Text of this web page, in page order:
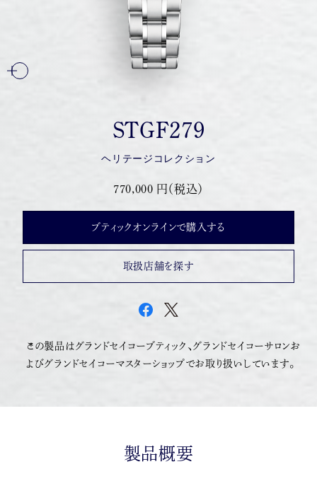
STGF279
ヘリテージコレクション
770,000 円（税込）
ブティックオンラインで購入する
取扱店舗を探す
この製品はグランドセイコーブティック、グランドセイコーサロンお
よびグランドセイコーマスターショップでお取り扱いしています。
製品概要